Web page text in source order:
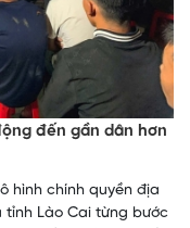
đến gần dân hơn
hình chính quyền địa
Lào Cai từng bước